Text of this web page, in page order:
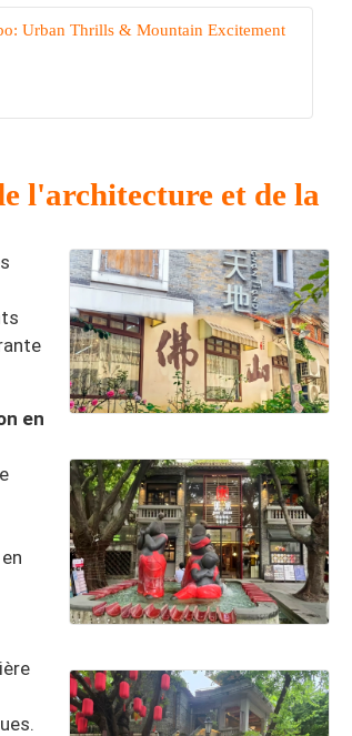
Urban Thrills & Mountain Excitement
l'architecture et de la
en